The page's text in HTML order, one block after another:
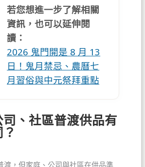
若您想進一步了解相關
資訊，也可以延伸閱
讀：
2026 鬼門開是 8 月 13
日！鬼月禁忌、農曆七
月習俗與中元祭拜重點
、社區普渡供品有
渡，但家庭、公司與社區在供品準